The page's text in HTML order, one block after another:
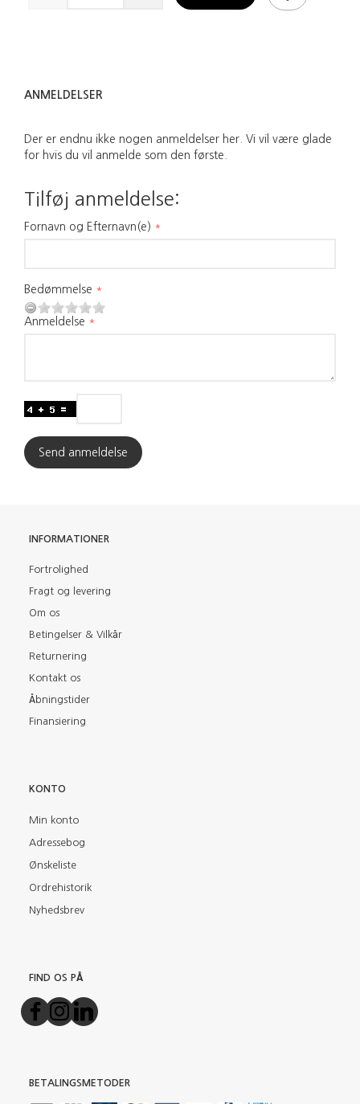
ANMELDELSER
Der er endnu ikke nogen anmeldelser her. Vi vil være glade
for hvis du vil anmelde som den første.
Tilføj anmeldelse:
Fornavn og Efternavn(e)
Bedømmelse
Anmeldelse
Send anmeldelse
INFORMATIONER
Fortrolighed
Fragt og levering
Om os
Betingelser & Vilkår
Returnering
Kontakt os
Åbningstider
Finansiering
KONTO
Min konto
Adressebog
Ønskeliste
Ordrehistorik
Nyhedsbrev
FIND OS PÅ
BETALINGSMETODER